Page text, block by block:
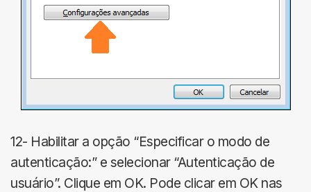
12- Habilitar a opção “Especificar o modo de
autenticação:” e selecionar “Autenticação de
usuário”. Clique em OK. Pode clicar em OK nas